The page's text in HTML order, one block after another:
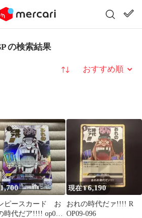
の検索結果
並び替え
ピースカード お
時代だア!!!! op09-
現在 ¥6,190
おれの時代だァ!!!! R
OP09-096